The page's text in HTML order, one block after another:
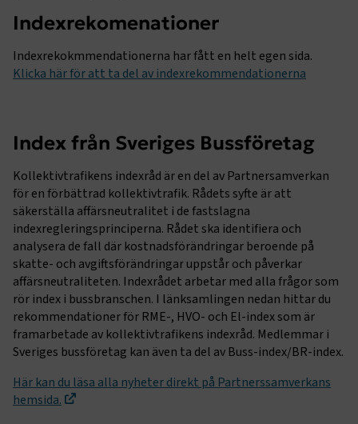
Indexrekomenationer
Indexrekokmmendationerna har fått en helt egen sida.
Klicka här för att ta del av indexrekommendationerna
Index från Sveriges Bussföretag
Kollektivtrafikens indexråd är en del av Partnersamverkan
för en förbättrad kollektivtrafik. Rådets syfte är att
säkerställa affärsneutralitet i de fastslagna
indexregleringsprinciperna. Rådet ska identifiera och
analysera de fall där kostnadsförändringar beroende på
skatte- och avgiftsförändringar uppstår och påverkar
affärsneutraliteten. Indexrådet arbetar med alla frågor som
rör index i bussbranschen. I länksamlingen nedan hittar du
rekommendationer för RME-, HVO- och El-index som är
framarbetade av kollektivtrafikens indexråd. Medlemmar i
Sveriges bussföretag kan även ta del av Buss-index/BR-index.
Här kan du läsa alla nyheter direkt på Partnerssamverkans
hemsida.